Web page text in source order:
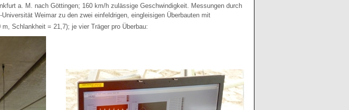
a. M. nach Göttingen; 160 km/h zulässige Geschwindigkeit. Messungen durch
Weimar zu den zwei einfeldrigen, eingleisigen Überbauten mit
Schlankheit = 21,7); je vier Träger pro Überbau: